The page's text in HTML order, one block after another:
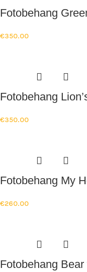
Fotobehang
€350.00
Fotobehang
€350.00
Fotobehang My
€260.00
Fotobehang